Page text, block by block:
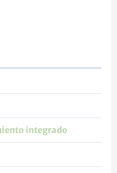
integrado